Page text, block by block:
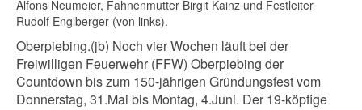
Alfons Neumeier, Fahnenmutter Birgit Kainz und Festleiter
Rudolf Englberger (von links).
Oberpiebing.(jb) Noch vier Wochen läuft bei der
Freiwilligen Feuerwehr (FFW) Oberpiebing der
Countdown bis zum 150-jährigen Gründungsfest vom
Donnerstag, 31.Mai bis Montag, 4.Juni. Der 19-köpfige